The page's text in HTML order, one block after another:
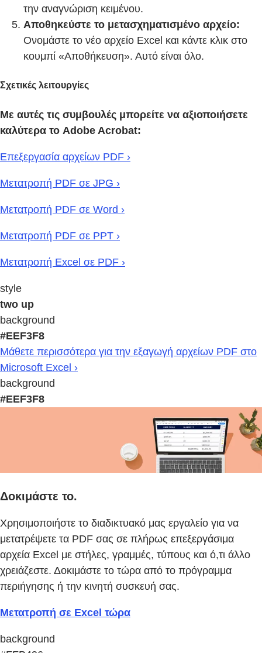
την αναγνώριση κειμένου.
Αποθηκεύστε το μετασχηματισμένο αρχείο:
Ονομάστε το νέο αρχείο Excel και κάντε κλικ στο
κουμπί «Αποθήκευση». Αυτό είναι όλο.
Σχετικές λειτουργίες
Με αυτές τις συμβουλές μπορείτε να αξιοποιήσετε
καλύτερα το Adobe Acrobat:
Επεξεργασία αρχείων PDF ›
Μετατροπή PDF σε JPG ›
Μετατροπή PDF σε Word ›
Μετατροπή PDF σε PPT ›
Μετατροπή Excel σε PDF ›
style
two up
background
#EEF3F8
Μάθετε περισσότερα για την εξαγωγή αρχείων PDF στο
Microsoft Excel ›
background
#EEF3F8
Δοκιμάστε το.
Χρησιμοποιήστε το διαδικτυακό μας εργαλείο για να
μετατρέψετε τα PDF σας σε πλήρως επεξεργάσιμα
αρχεία Excel με στήλες, γραμμές, τύπους και ό,τι άλλο
χρειάζεστε. Δοκιμάστε το τώρα από το πρόγραμμα
περιήγησης ή την κινητή συσκευή σας.
Μετατροπή σε Excel τώρα
background